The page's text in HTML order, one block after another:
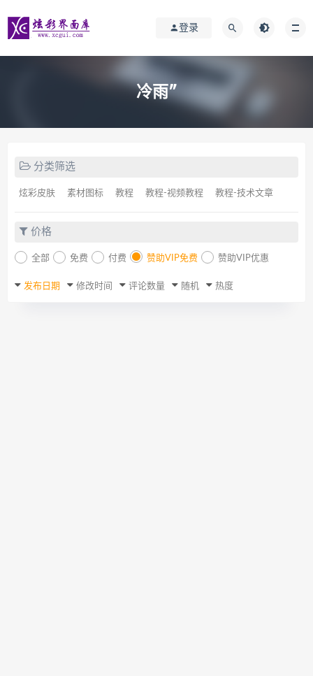
登录
冷雨″
分类筛选
炫彩皮肤 素材图标 教程 教程-视频教程 教程-技术文章
价格
全部 免费 付费 赞助VIP免费 赞助VIP优惠
发布日期 修改时间 评论数量 随机 热度